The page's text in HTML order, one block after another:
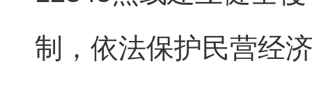
制，依法保护民营经